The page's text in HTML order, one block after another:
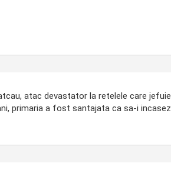
atac devastator la retelele care
primaria a fost santajata ca sa-i